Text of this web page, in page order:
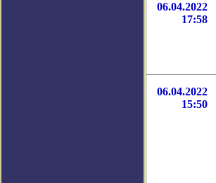
06.04.2022
17:58
06.04.2022
15:50